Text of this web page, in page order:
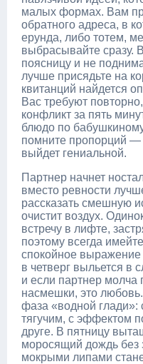
малых формах. Вам
обратного адреса, в
ерунда, либо тотем,
выбрасывайте сразу.
поясницу и не
лучше присядьте на
квитанций найдется
Вас требуют
конфликт за пять
блюдо по
помните пропорций —
выйдет гениальной.
Партнер начнет
вместо ревности
рассказать смешную
очистит воздух.
встречу в лифте,
поэтому всегда
спокойное
в четверг выльется
и если партнер молча
насмешки, это
фаза «водной глади»:
тягучим, с эффектом
друге. В пятницу
моросящий дождь без
мокрыми липами